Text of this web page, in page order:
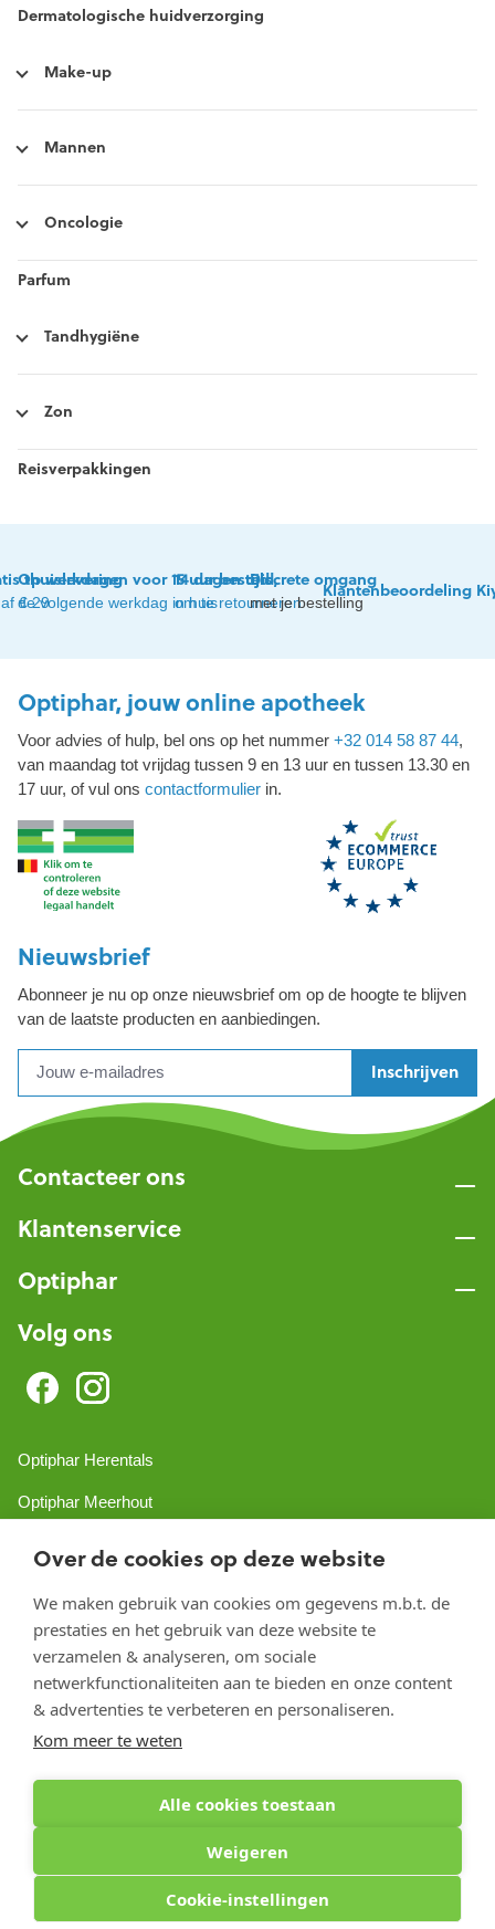
Over de cookies op deze website
We maken gebruik van cookies om gegevens m.b.t. de
prestaties en het gebruik van deze website te
verzamelen & analyseren, om sociale
netwerkfunctionaliteiten aan te bieden en onze content
& advertenties te verbeteren en personaliseren.
Kom meer te weten
Alle cookies toestaan
Weigeren
Cookie-instellingen
Dermatologische huidverzorging
Make-up
Mannen
Oncologie
Parfum
Tandhygiëne
Zon
Reisverpakkingen
thuislevering
€ 29
Op werkdagen voor 15 uur besteld,
de volgende werkdag in huis
14 dagen tijd
om te retourneren
Discrete omgang
met je bestelling
Klantenbeoordeling
Optiphar, jouw online apotheek
Voor advies of hulp, bel ons op het nummer +32 014 58 87 44,
van maandag tot vrijdag tussen 9 en 13 uur en tussen 13.30 en
17 uur, of vul ons contactformulier in.
Nieuwsbrief
Abonneer je nu op onze nieuwsbrief om op de hoogte te blijven
van de laatste producten en aanbiedingen.
Inschrijven
Contacteer ons
Klantenservice
Optiphar
Volg ons
Optiphar Herentals
Optiphar Meerhout
Optiphar Turnhout
Copyright 2026 optiphar.com. Alle rechten voorbehouden